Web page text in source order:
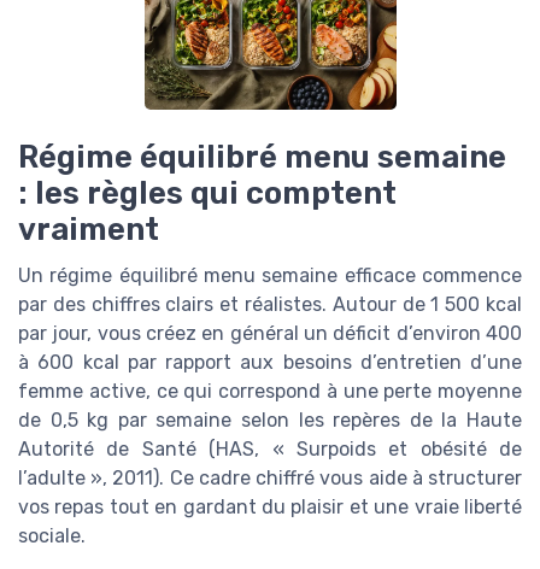
Régime équilibré menu semaine
: les règles qui comptent
vraiment
Un régime équilibré menu semaine efficace commence
par des chiffres clairs et réalistes. Autour de 1 500 kcal
par jour, vous créez en général un déficit d’environ 400
à 600 kcal par rapport aux besoins d’entretien d’une
femme active, ce qui correspond à une perte moyenne
de 0,5 kg par semaine selon les repères de la Haute
Autorité de Santé (HAS, « Surpoids et obésité de
l’adulte », 2011). Ce cadre chiffré vous aide à structurer
vos repas tout en gardant du plaisir et une vraie liberté
sociale.